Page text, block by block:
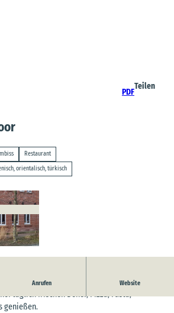
PDF
Teilen
Imbiss Restaurant
orientalisch, türkisch
Anrufen Website
am Bahnhof!
täglich frischen Döner, Pizza, Pasta,
genießen.